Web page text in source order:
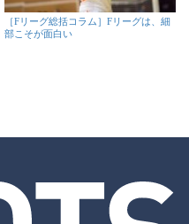
［Fリーグ総括コラム］Fリーグは、細
部こそが面白い